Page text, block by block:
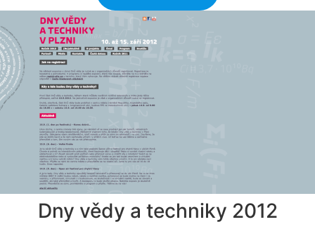
Dny vědy a techniky 2012